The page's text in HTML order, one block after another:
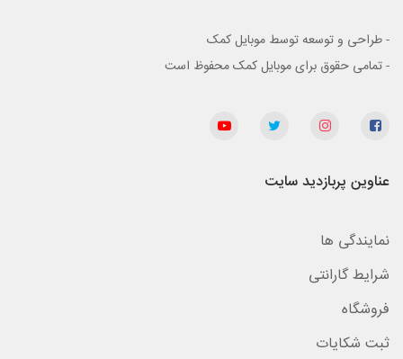
- طراحی و توسعه توسط موبایل کمک
- تمامی حقوق برای موبایل کمک محفوظ است
عناوین پربازدید سایت
نمایندگی ها
شرایط گارانتی
فروشگاه
ثبت شکایات